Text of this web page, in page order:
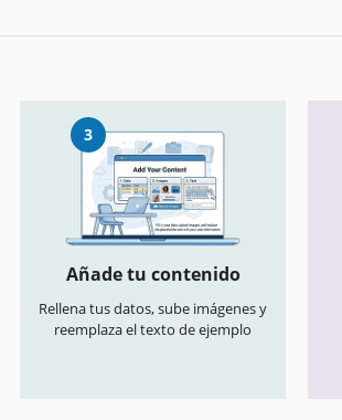
3
Añade tu contenido
Rellena tus datos, sube imágenes y
reemplaza el texto de ejemplo